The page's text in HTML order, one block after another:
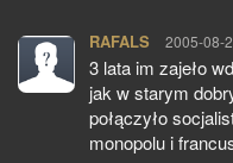
RAFALS pisze:
2005-08-
3 lata im zajeło
jak w starym
połączyło
monopolu i